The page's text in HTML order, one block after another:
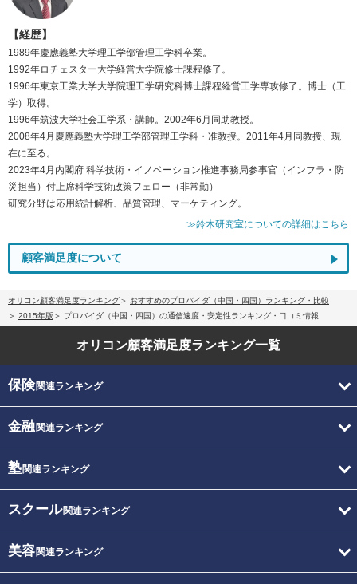
【経歴】
1989年慶應義塾大学理工学部管理工学科卒業。
1992年ロチェスター大学経営大学院修士課程修了。
1996年東京工業大学大学院理工学研究科博士課程経営工学専攻修了。博士（工
学）取得。
1996年筑波大学社会工学系・講師。2002年6月同助教授。
2008年4月慶應義塾大学理工学部管理工学科・准教授。2011年4月同教授、現
在に至る。
2023年4月内閣府 科学技術・イノベーション推進事務局参事官（インフラ・防
災担当）付上席科学技術政策フェロー（非常勤）
研究分野は応用統計解析、品質管理、マーケティング。
≫鈴木研究室についての詳細はこちら
顧客満足度について
オリコン顧客満足度ランキング
おすすめのプロバイダ（中国・四国）ランキング・比較
2015年版
プロバイダ（中国・四国）の通信速度・安定性ランキング・口コミ情報
オリコン顧客満足度ランキング一覧
保険関連ランキング
金融関連ランキング
塾関連ランキング
スクール関連ランキング
美容関連ランキング